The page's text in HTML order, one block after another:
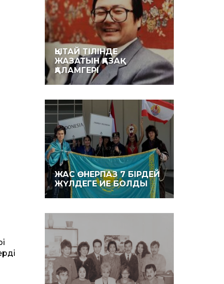
ҚЫТАЙ ТІЛІНДЕ
ЖАЗАТЫН ҚАЗАҚ
ҚАЛАМГЕРІ
ЖАС ӨНЕРПАЗ 7 БІРДЕЙ
ЖҮЛДЕГЕ ИЕ БОЛДЫ